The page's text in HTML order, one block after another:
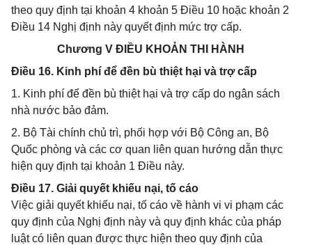
theo quy định tại khoản 4 khoản 5 Điều 10 hoặc khoản 2
Điều 14 Nghị định này quyết định mức trợ cấp.
Chương V ĐIỀU KHOẢN THI HÀNH
Điều 16. Kinh phí để đền bù thiệt hại và trợ cấp
1. Kinh phí để đền bù thiệt hại và trợ cấp do ngân sách
nhà nước bảo đảm.
2. Bộ Tài chính chủ trì, phối hợp với Bộ Công an, Bộ
Quốc phòng và các cơ quan liên quan hướng dẫn thực
hiện quy định tại khoản 1 Điều này.
Điều 17. Giải quyết khiếu nại, tố cáo
Việc giải quyết khiếu nại, tố cáo về hành vi vi phạm các
quy định của Nghị định này và quy định khác của pháp
luật có liên quan được thực hiện theo quy định của